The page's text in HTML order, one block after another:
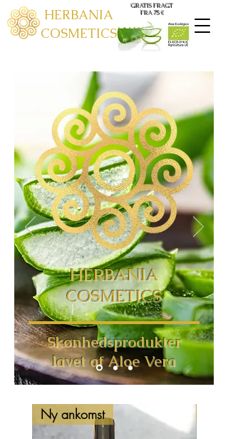
HERBANIA
COSMETICS
GRATIS FRAGT
FRA 75 €
HERBANIA
COSMETICS
Skønhedsprodukter
lavet af Aloe Vera
Ny ankomst